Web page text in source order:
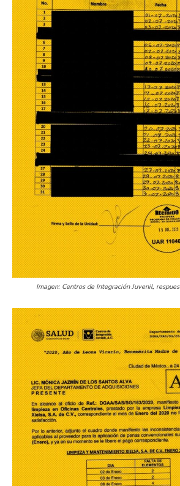
Imagen: Centros de Integración Juvenil,